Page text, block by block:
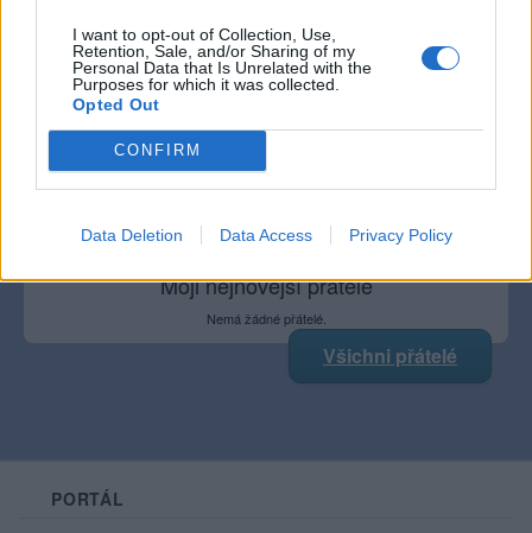
I want to opt-out of Collection, Use,
Retention, Sale, and/or Sharing of my
Personal Data that Is Unrelated with the
Purposes for which it was collected.
Opted Out
CONFIRM
Data Deletion Data Access Privacy Policy
Poslední 3 příspěvky na mé zdi
Zobrazit celou mou zeď
Moji nejnovější přátelé
Nemá žádné přátelé.
Všichni přátelé
PORTÁL